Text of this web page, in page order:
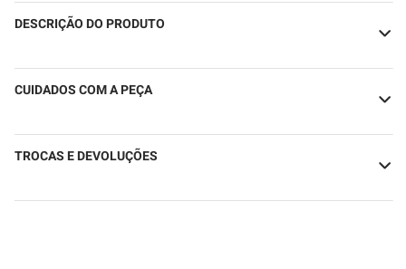
DESCRIÇÃO DO PRODUTO
CUIDADOS COM A PEÇA
TROCAS E DEVOLUÇÕES